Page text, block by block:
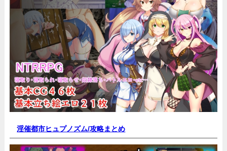
淫催都市ヒュプノズム/攻略まとめ